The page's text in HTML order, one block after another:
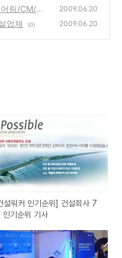
링/CM/감
2009.06.20
업체 (0) 2009.06.20
설워커 인기순위] 건설회사 7
인기순위 기사